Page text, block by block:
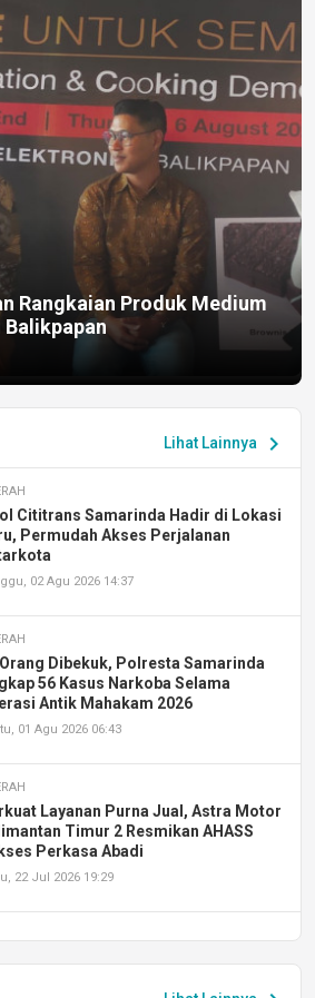
Rangkaian Produk Medium
Balikpapan
Lihat Lainnya chevron_right
Cititrans Samarinda Hadir di Lokasi
Permudah Akses Perjalanan
02 Agu 2026 14:37
Dibekuk, Polresta Samarinda
56 Kasus Narkoba Selama
Antik Mahakam 2026
01 Agu 2026 06:43
Layanan Purna Jual, Astra Motor
Timur 2 Resmikan AHASS
Perkasa Abadi
22 Jul 2026 19:29